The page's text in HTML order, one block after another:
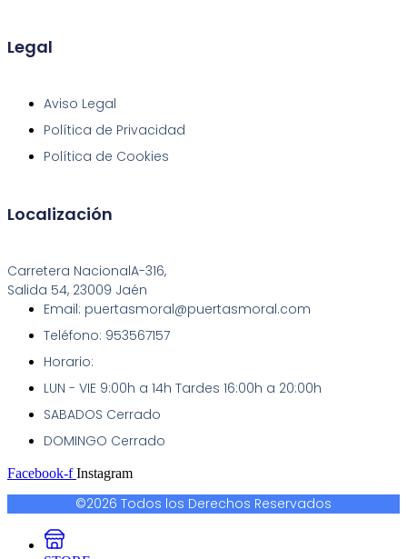
Legal
Aviso Legal
Política de Privacidad
Política de Cookies
Localización
Carretera NacionalA-316,
Salida 54, 23009 Jaén
Email: puertasmoral@puertasmoral.com
Teléfono: 953567157
Horario:
LUN - VIE 9:00h a 14h Tardes 16:00h a 20:00h
SABADOS Cerrado
DOMINGO Cerrado
Facebook-f Instagram
©2026 Todos los Derechos Reservados